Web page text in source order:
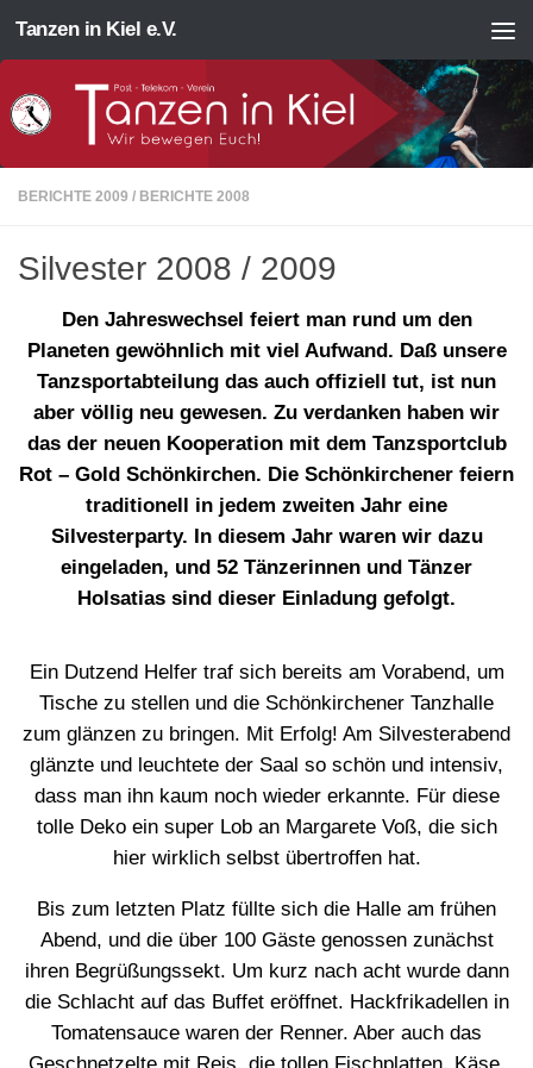
Zum Inhalt springen
Tanzen in Kiel e.V.
BERICHTE 2009 / BERICHTE 2008
Silvester 2008 / 2009
Den Jahreswechsel feiert man rund um den
Planeten gewöhnlich mit viel Aufwand. Daß unsere
Tanzsportabteilung das auch offiziell tut, ist nun
aber völlig neu gewesen. Zu verdanken haben wir
das der neuen Kooperation mit dem Tanzsportclub
Rot – Gold Schönkirchen. Die Schönkirchener feiern
traditionell in jedem zweiten Jahr eine
Silvesterparty. In diesem Jahr waren wir dazu
eingeladen, und 52 Tänzerinnen und Tänzer
Holsatias sind dieser Einladung gefolgt.
Ein Dutzend Helfer traf sich bereits am Vorabend, um
Tische zu stellen und die Schönkirchener Tanzhalle
zum glänzen zu bringen. Mit Erfolg! Am Silvesterabend
glänzte und leuchtete der Saal so schön und intensiv,
dass man ihn kaum noch wieder erkannte. Für diese
tolle Deko ein super Lob an Margarete Voß, die sich
hier wirklich selbst übertroffen hat.
Bis zum letzten Platz füllte sich die Halle am frühen
Abend, und die über 100 Gäste genossen zunächst
ihren Begrüßungssekt. Um kurz nach acht wurde dann
die Schlacht auf das Buffet eröffnet. Hackfrikadellen in
Tomatensauce waren der Renner. Aber auch das
Geschnetzelte mit Reis, die tollen Fischplatten, Käse,